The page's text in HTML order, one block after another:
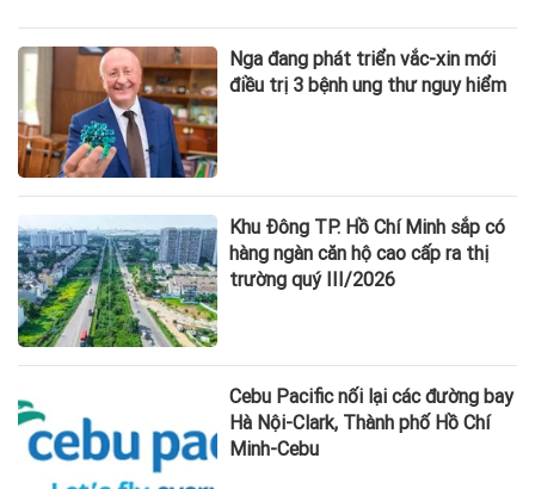
Nga đang phát triển vắc-xin mới
điều trị 3 bệnh ung thư nguy hiểm
Khu Đông TP. Hồ Chí Minh sắp có
hàng ngàn căn hộ cao cấp ra thị
trường quý III/2026
Cebu Pacific nối lại các đường bay
Hà Nội-Clark, Thành phố Hồ Chí
Minh-Cebu